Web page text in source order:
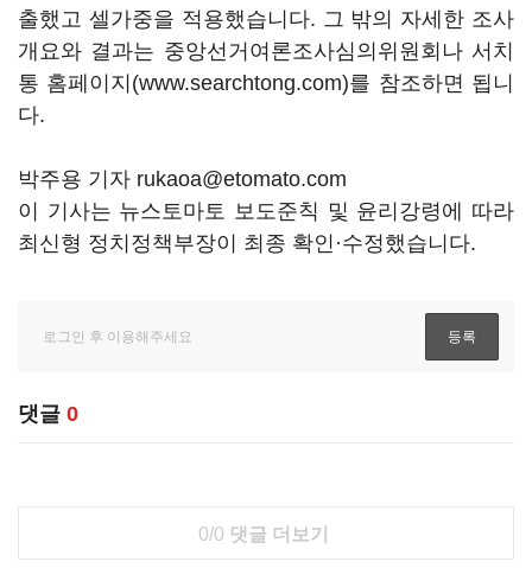
출했고 셀가중을 적용했습니다. 그 밖의 자세한 조사
개요와 결과는 중앙선거여론조사심의위원회나 서치
통 홈페이지(www.searchtong.com)를 참조하면 됩니
다.
박주용 기자 rukaoa@etomato.com
이 기사는 뉴스토마토 보도준칙 및 윤리강령에 따라
최신형 정치정책부장이 최종 확인·수정했습니다.
댓글 0
0/0 댓글 더보기